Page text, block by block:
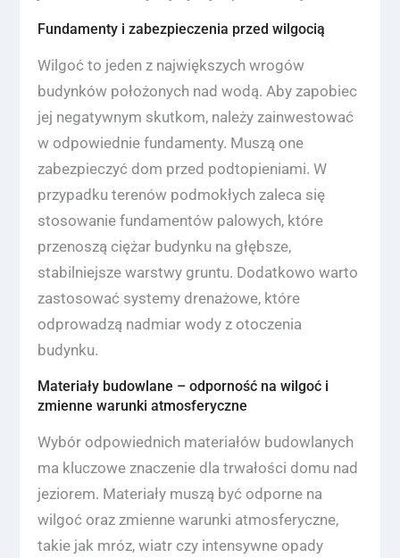
Fundamenty i zabezpieczenia przed wilgocią
Wilgoć to jeden z największych wrogów
budynków położonych nad wodą. Aby zapobiec
jej negatywnym skutkom, należy zainwestować
w odpowiednie fundamenty. Muszą one
zabezpieczyć dom przed podtopieniami. W
przypadku terenów podmokłych zaleca się
stosowanie fundamentów palowych, które
przenoszą ciężar budynku na głębsze,
stabilniejsze warstwy gruntu. Dodatkowo warto
zastosować systemy drenażowe, które
odprowadzą nadmiar wody z otoczenia
budynku.
Materiały budowlane – odporność na wilgoć i
zmienne warunki atmosferyczne
Wybór odpowiednich materiałów budowlanych
ma kluczowe znaczenie dla trwałości domu nad
jeziorem. Materiały muszą być odporne na
wilgoć oraz zmienne warunki atmosferyczne,
takie jak mróz, wiatr czy intensywne opady